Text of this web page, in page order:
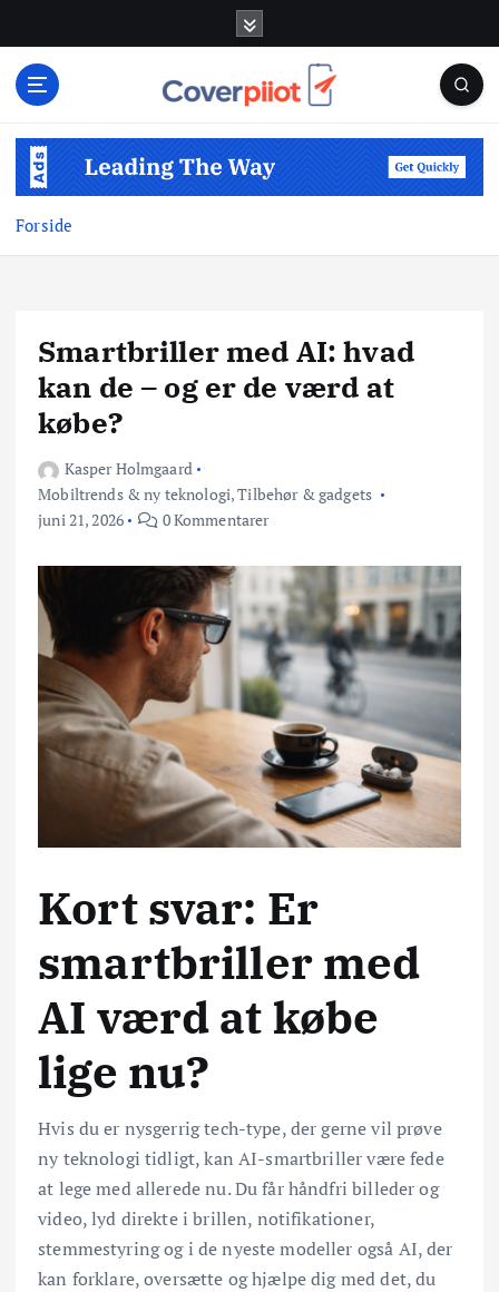
Forside
Smartbriller med AI: hvad
kan de – og er de værd at
købe?
Kasper Holmgaard
Mobiltrends & ny teknologi,Tilbehør & gadgets
juni 21, 2026
0 Kommentarer
Kort svar: Er
smartbriller med
AI værd at købe
lige nu?
Hvis du er nysgerrig tech-type, der gerne vil prøve
ny teknologi tidligt, kan AI-smartbriller være fede
at lege med allerede nu. Du får håndfri billeder og
video, lyd direkte i brillen, notifikationer,
stemmestyring og i de nyeste modeller også AI, der
kan forklare, oversætte og hjælpe dig med det, du